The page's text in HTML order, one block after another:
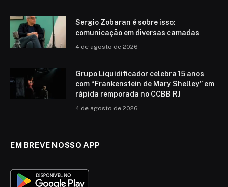
Sergio Zobaran é sobre isso:
comunicação em diversas camadas
4 de agosto de 2026
Grupo Liquidificador celebra 15 anos
com “Frankenstein de Mary Shelley” em
rápida remporada no CCBB RJ
4 de agosto de 2026
EM BREVE NOSSO APP